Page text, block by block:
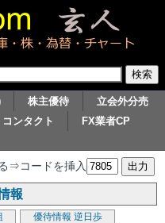
株主優待
立会外分売
コンタクト
FX業者CP
⇒コードを挿入
報
優待情報 逆日歩